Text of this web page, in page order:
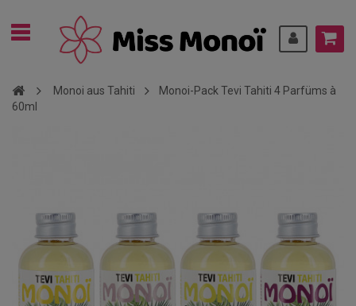
Monoi aus Tahiti
Monoi-Pack Tevi Tahiti 4 Parfüms à
60ml